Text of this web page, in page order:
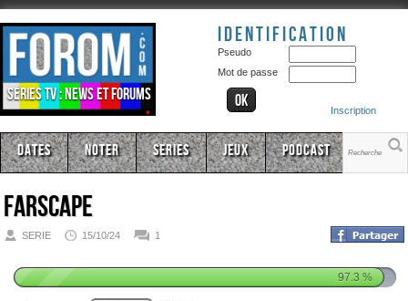
Séries TV : news et forums
Identification
Pseudo
Mot de passe
Inscription
Dates Noter Series Jeux Podcast
Farscape
SERIE 15/10/24 1
97.3%